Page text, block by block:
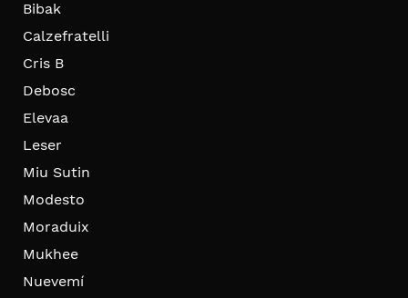
Bibak
Calzefratelli
Cris B
Debosc
Elevaa
Leser
Miu Sutin
Modesto
Moraduix
Mukhee
Nuevemí